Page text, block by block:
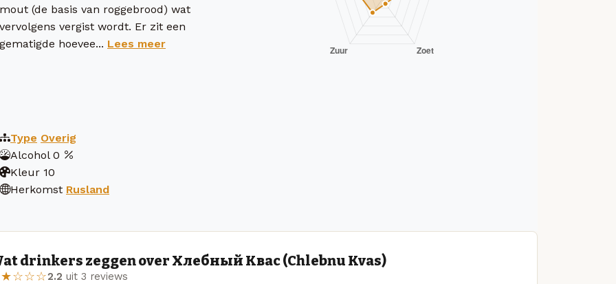
mout (de basis van roggebrood) wat
vervolgens vergist wordt. Er zit een
gematigde hoevee... Lees meer
Type Overig
Alcohol 0
Kleur 10
Herkomst Rusland
drinkers zeggen over Хлебный Квас (Chlebnu Kvas)
2.2 uit 3 reviews